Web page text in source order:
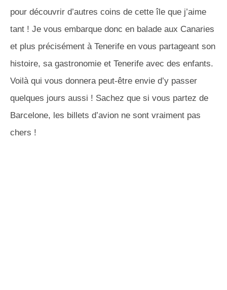
pour découvrir d’autres coins de cette île que j’aime
tant ! Je vous embarque donc en balade aux Canaries
et plus précisément à Tenerife en vous partageant son
histoire, sa gastronomie et Tenerife avec des enfants.
Voilà qui vous donnera peut-être envie d’y passer
quelques jours aussi ! Sachez que si vous partez de
Barcelone, les billets d’avion ne sont vraiment pas
chers !